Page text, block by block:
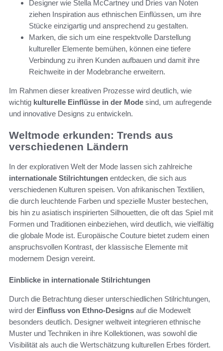
Designer wie Stella McCartney und Dries van Noten
ziehen Inspiration aus ethnischen Einflüssen, um ihre
Stücke einzigartig und ansprechend zu gestalten.
Marken, die sich um eine respektvolle Darstellung
kultureller Elemente bemühen, können eine tiefere
Verbindung zu ihren Kunden aufbauen und damit ihre
Reichweite in der Modebranche erweitern.
Im Rahmen dieser kreativen Prozesse wird deutlich, wie
wichtig kulturelle Einflüsse in der Mode sind, um aufregende
und innovative Designs zu entwickeln.
Weltmode erkunden: Trends aus
verschiedenen Ländern
In der explorativen Welt der Mode lassen sich zahlreiche
internationale Stilrichtungen entdecken, die sich aus
verschiedenen Kulturen speisen. Von afrikanischen Textilien,
die durch leuchtende Farben und spezielle Muster bestechen,
bis hin zu asiatisch inspirierten Silhouetten, die oft das Spiel mit
Formen und Traditionen einbeziehen, wird deutlich, wie vielfältig
die globale Mode ist. Europäische Couture bietet zudem einen
anspruchsvollen Kontrast, der klassische Elemente mit
modernem Design vereint.
Einblicke in internationale Stilrichtungen
Durch die Betrachtung dieser unterschiedlichen Stilrichtungen,
wird der Einfluss von Ethno-Designs auf die Modewelt
besonders deutlich. Designer weltweit integrieren ethnische
Muster und Techniken in ihre Kollektionen, was sowohl die
Visibilität als auch die Wertschätzung kulturellen Erbes fördert.